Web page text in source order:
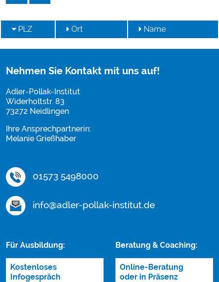
PLZ Ort Name
Nehmen Sie Kontakt mit uns auf!
Adler-Pollak-Institut
Widerholtstr. 83
73272 Neidlingen
Ihre Ansprechpartnerin:
Melanie Grießhaber
01573 5498000
info@adler-pollak-institut.de
Für Ausbildung:
Kostenloses
Infogespräch
Beratung & Coaching:
Online-Beratung
oder in Präsenz